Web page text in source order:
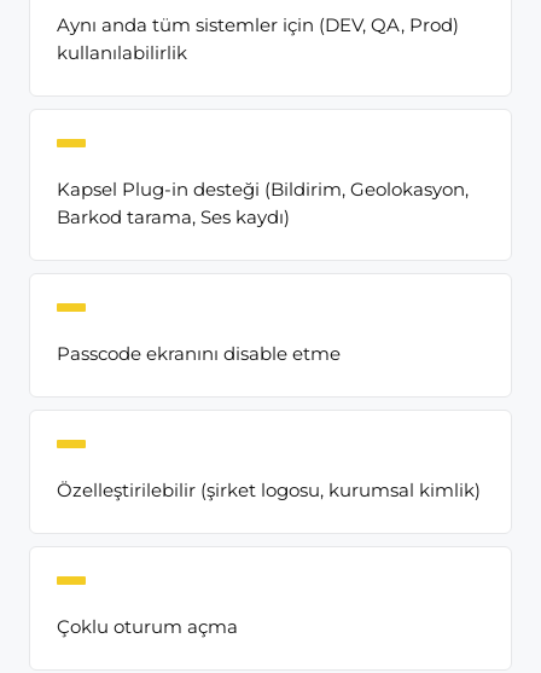
Aynı anda tüm sistemler için (DEV, QA, Prod)
kullanılabilirlik
Kapsel Plug-in desteği (Bildirim, Geolokasyon,
Barkod tarama, Ses kaydı)
Passcode ekranını disable etme
Özelleştirilebilir (şirket logosu, kurumsal kimlik)
Çoklu oturum açma